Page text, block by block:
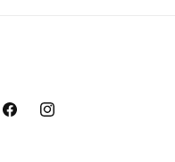
FacebookInstagram